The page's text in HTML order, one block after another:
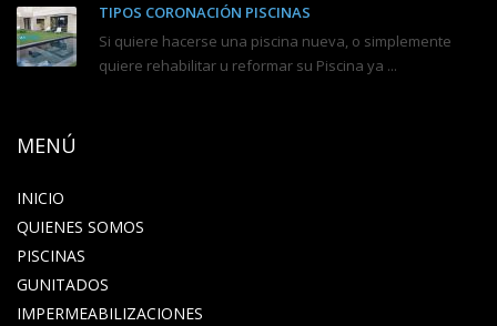
TIPOS CORONACIÓN PISCINAS
Si quiere hacerse una piscina nueva, o simplemente
quiere rehabilitar u reformar su Piscina ya ...
MENÚ
INICIO
QUIENES SOMOS
PISCINAS
GUNITADOS
IMPERMEABILIZACIONES